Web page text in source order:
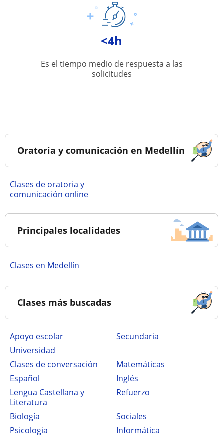
<4h
Es el tiempo medio de respuesta a las
solicitudes
Oratoria y comunicación en Medellín
Clases de oratoria y
comunicación online
Principales localidades
Clases en Medellín
Clases más buscadas
Apoyo escolar
secundaria
Universidad
Clases de conversación
Matemáticas
Español
Inglés
Lengua Castellana y
Literatura
Refuerzo
Biología
Sociales
Psicologia
Informática